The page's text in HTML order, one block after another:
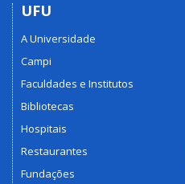
UFU
A Universidade
Campi
Faculdades e Institutos
Bibliotecas
Hospitais
Restaurantes
Fundações